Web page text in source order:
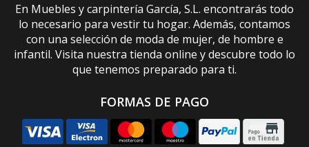
En Muebles y carpintería García, S.L. encontrarás todo
lo necesario para vestir tu hogar. Además, contamos
con una selección de moda de mujer, de hombre e
infantil. Visita nuestra tienda online y descubre todo lo
que tenemos preparado para ti.
FORMAS DE PAGO